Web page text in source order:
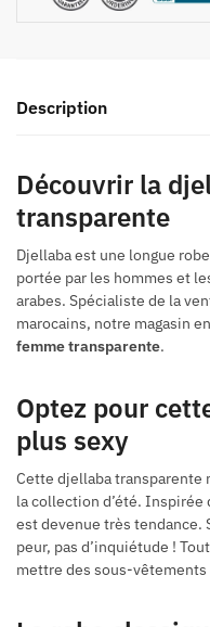
Description
Découvrir la
transparente
Djellaba est une longue
portée par les hommes et
arabes. Spécialiste de la
marocains, notre magasin
femme transparente.
Optez pour
plus sexy
Cette djellaba transparente
la collection d’été.
est devenue très tendance.
peur, pas d’inquiétude !
mettre des sous-vêtements